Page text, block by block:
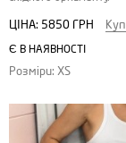
ЦІНА: 5850 ГРН
Є В НАЯВНОСТІ
Розміри: XS